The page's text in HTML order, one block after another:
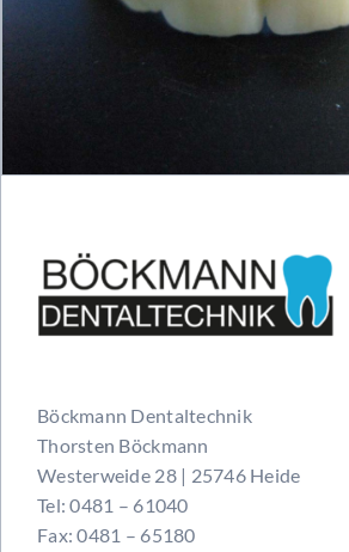
Böckmann Dentaltechnik
Thorsten Böckmann
Westerweide 28 | 25746 Heide
Tel: 0481 – 61040
Fax: 0481 – 65180